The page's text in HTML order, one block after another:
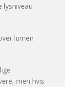
lysniveau
lumen
men hvis